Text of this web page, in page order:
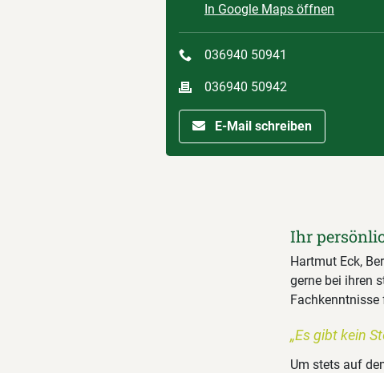
In Google Maps öffnen
036940 50941
036940 50942
E-Mail schreiben
Ihr
Hartmut Eck,
gerne bei ihren
Fachkenntnisse
„Es gibt kein
Um stets auf